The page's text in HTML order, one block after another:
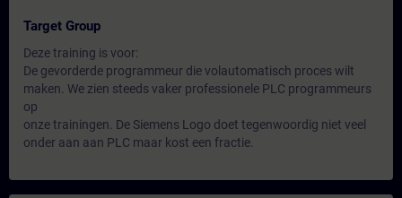
Target Group
Deze training is voor:
De gevorderde programmeur die volautomatisch proces wilt
maken. We zien steeds vaker professionele PLC programmeurs
op
onze trainingen. De Siemens Logo doet tegenwoordig niet veel
onder aan aan PLC maar kost een fractie.